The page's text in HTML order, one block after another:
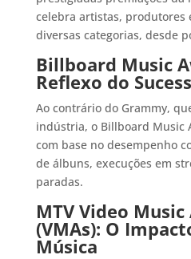
celebra artistas, produtores
diversas categorias, desde
Billboard Music
Reflexo do
Ao contrário do Grammy,
indústria, o Billboard Music
com base no desempenho
de álbuns, execuções em
paradas.
MTV Video
(VMAs): O
Música